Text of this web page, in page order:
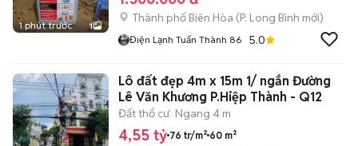
1 phút trước 1
Thành phố Biên Hòa (P. Long Bình mới)
Điện Lạnh Tuấn Thành 86 5.0
Lô đất đẹp 4m x 15m 1/ ngắn Đường
Lê Văn Khương P.Hiệp Thành - Q12
Đất thổ cư Ngang 4 m
4,55 tỷ 76 tr/m² 60 m²